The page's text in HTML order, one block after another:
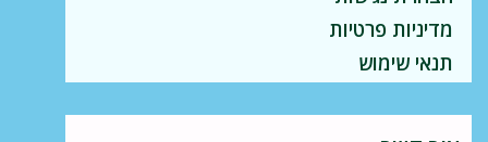
מדיניות פרטיות
תנאי שימוש